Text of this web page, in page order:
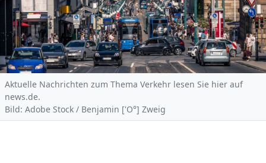
Aktuelle Nachrichten zum Thema Verkehr lesen Sie hier auf
news.de.
Bild: Adobe Stock / Benjamin ['O°] Zweig